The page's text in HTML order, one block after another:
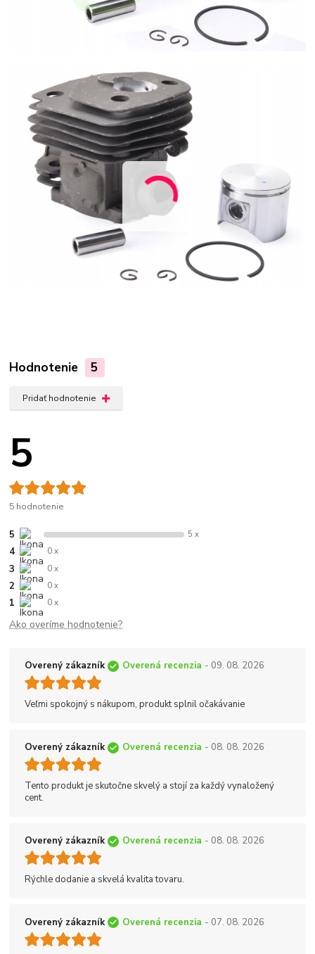
Hodnotenie 5
Pridať hodnotenie
5
5 hodnotenie
5 5 x
4 0 x
3 0 x
2 0 x
1 0 x
Ako overíme hodnotenie?
Overený zákazník Overená recenzia - 09. 08. 2026
Veľmi spokojný s nákupom, produkt splnil očakávanie
Overený zákazník Overená recenzia - 08. 08. 2026
Tento produkt je skutočne skvelý a stojí za každý vynaložený
cent.
Overený zákazník Overená recenzia - 08. 08. 2026
Rýchle dodanie a skvelá kvalita tovaru.
Overený zákazník Overená recenzia - 07. 08. 2026